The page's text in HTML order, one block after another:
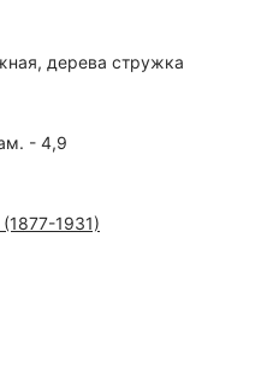
дерева стружка
- 4,9
1931)